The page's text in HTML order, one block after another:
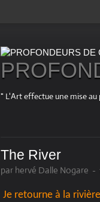
" L'Art effectue une mise
The River
par hervé Dalle Nogare -
Je retourne à la rivière